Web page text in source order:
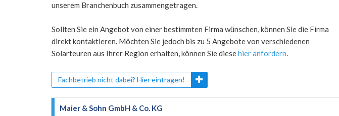
unserem Branchenbuch zusammengetragen.
Sollten Sie ein Angebot von einer bestimmten Firma wünschen, können Sie die Firma
direkt kontaktieren. Möchten Sie jedoch bis zu 5 Angebote von verschiedenen
Solarteuren aus Ihrer Region erhalten, können Sie diesehier anfordern.
Fachbetrieb nicht dabei? Hier eintragen!
Maier & Sohn GmbH & Co. KG